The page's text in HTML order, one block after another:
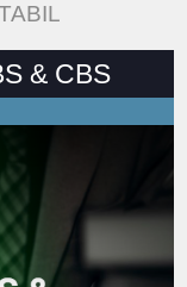
& CBS